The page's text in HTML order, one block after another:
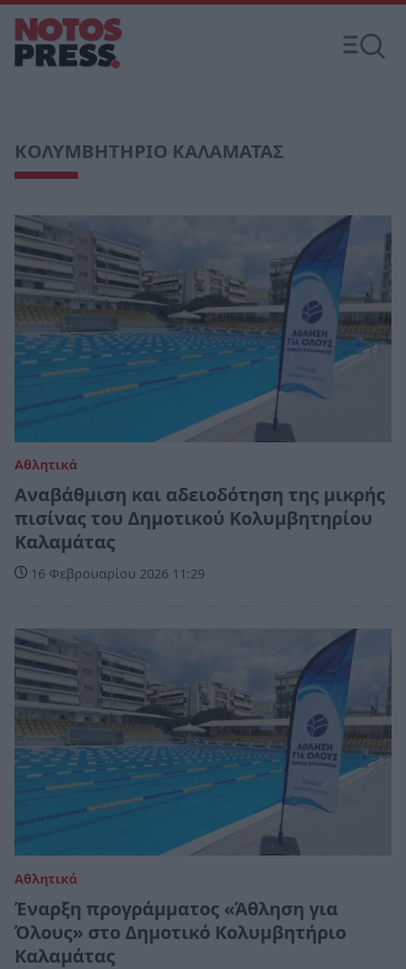
ΚΟΛΥΜΒΗΤΗΡΙΟ ΚΑΛΑΜΑΤΑΣ
Αθλητικά
Αναβάθμιση και αδειοδότηση της μικρής
πισίνας του Δημοτικού Κολυμβητηρίου
Καλαμάτας
16 Φεβρουαρίου 2026 11:29
Αθλητικά
Έναρξη προγράμματος «Άθληση για
Όλους» στο Δημοτικό Κολυμβητήριο
Καλαμάτας